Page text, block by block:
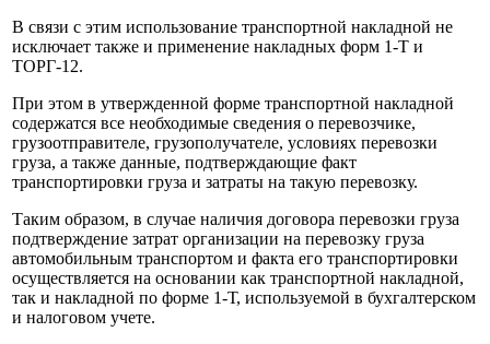
В связи с этим использование транспортной накладной не
исключает также и применение накладных форм 1‑Т и
ТОРГ-12.
При этом в утвержденной форме транспортной накладной
содержатся все необходимые сведения о перевозчике,
грузоотправителе, грузополучателе, условиях перевозки
груза, а также данные, подтверждающие факт
транспортировки груза и затраты на такую перевозку.
Таким образом, в случае наличия договора перевозки груза
подтверждение затрат организации на перевозку груза
автомобильным транспортом и факта его транспортировки
осуществляется на основании как транспортной накладной,
так и накладной по форме 1‑Т, используемой в бухгалтерском
и налоговом учете.